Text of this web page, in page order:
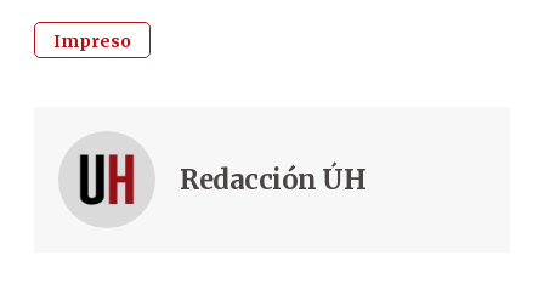
Impreso
Redacción ÚH